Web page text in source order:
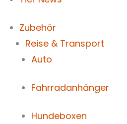
Zubehör
Reise & Transport
Auto
Fahrradanhänger
Hundeboxen